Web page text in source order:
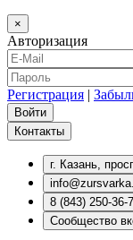
×
Авторизация
Регистрация |
Контакты
г. Казань,
8 (843) 250-36-
Сообщество